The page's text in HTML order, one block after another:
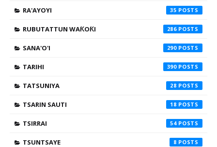
RA'AYOYI 35
RUBUTATTUN WAƘOƘI 286
SANA'O'I 290
TARIHI 390
TATSUNIYA 28
TSARIN SAUTI 18
TSIRRAI 54
TSUNTSAYE 8